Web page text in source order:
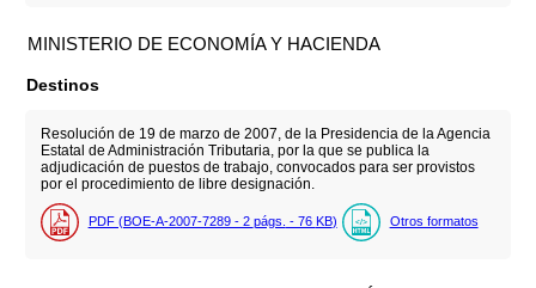
MINISTERIO DE ECONOMÍA Y HACIENDA
Destinos
Resolución de 19 de marzo de 2007, de la Presidencia de la Agencia
Estatal de Administración Tributaria, por la que se publica la
adjudicación de puestos de trabajo, convocados para ser provistos
por el procedimiento de libre designación.
PDF (BOE-A-2007-7289 - 2 págs. - 76 KB) Otros formatos